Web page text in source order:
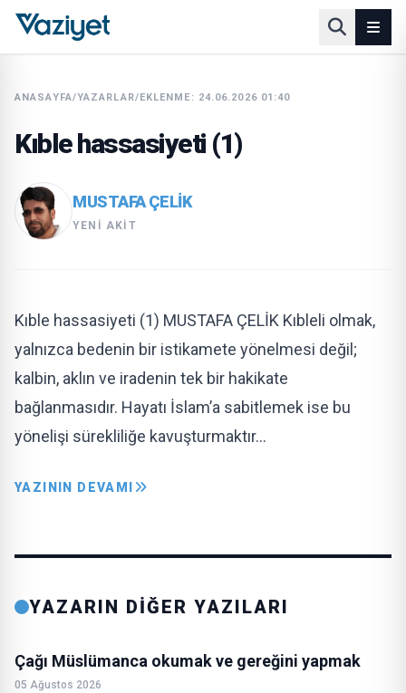
ANASAYFA/YAZARLAR/EKLENME: 24.06.2026 01:40
Kıble hassasiyeti (1)
MUSTAFA ÇELIK
YENI AKIT
Kıble hassasiyeti (1) MUSTAFA ÇELİK Kıbleli olmak,
yalnızca bedenin bir istikamete yönelmesi değil;
kalbin, aklın ve iradenin tek bir hakikate
bağlanmasıdır. Hayatı İslam’a sabitlemek ise bu
yönelişi sürekliliğe kavuşturmaktır…
YAZININ DEVAMI
YAZARIN DİĞER YAZILARI
Çağı Müslümanca okumak ve gereğini yapmak
05 Ağustos 2026